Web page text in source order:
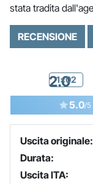
stata tradita
RECENSIONE
1x02
2.0
5.0/5
Uscita originale:
Durata:
Uscita ITA: